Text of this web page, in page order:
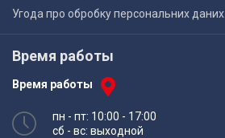
Угода про обробку персональних даних
Время работы
Время работы
пн - пт: 10:00 - 17:00
сб - вс: выходной